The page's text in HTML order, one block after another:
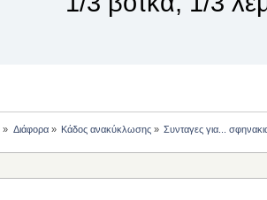
» Διάφορα» Κάδος ανακύκλωσης» Συνταγες για...